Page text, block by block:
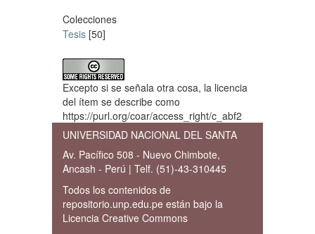
Colecciones
Tesis [50]
Excepto si se señala otra cosa, la licencia
del ítem se describe como
https://purl.org/coar/access_right/c_abf2
UNIVERSIDAD NACIONAL DEL SANTA
Av. Pacífico 508 - Nuevo Chimbote,
Ancash - Perú | Telf. (51)-43-310445
Todos los contenidos de
repositorio.unp.edu.pe están bajo la
Licencia Creative Commons